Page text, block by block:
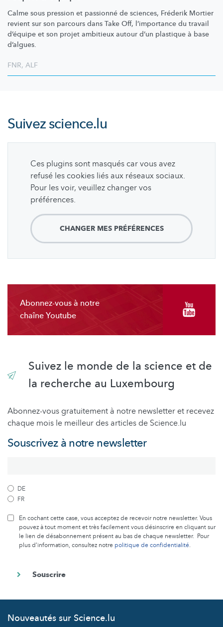
Calme sous pression et passionné de sciences, Fréderik Mortier
revient sur son parcours dans Take Off, l’importance du travail
d’équipe et son projet ambitieux autour d’un plastique à base
d’algues.
FNR, ALF
Suivezscience.lu
Ces plugins sont masqués car vous avez
refusé les cookies liés aux réseaux sociaux.
Pour les voir, veuillez changer vos
préférences.
CHANGER MES PRÉFÉRENCES
Abonnez-vous à notre
chaîne Youtube
Suivez le monde de la science et de
la recherche au Luxembourg
Abonnez-vous gratuitement à notre newsletter et recevez
chaque mois le meilleur des articles de Science.lu
Souscrivez à notre newsletter
DE
FR
En cochant cette case, vous acceptez de recevoir notre newsletter. Vous
pouvez à tout moment et très facilement vous désinscrire en cliquant sur
le lien de désabonnement présent au bas de chaque newsletter. Pour
plus d’information, consultez notre politique de confidentialité.
Nouveautés sur Science.lu